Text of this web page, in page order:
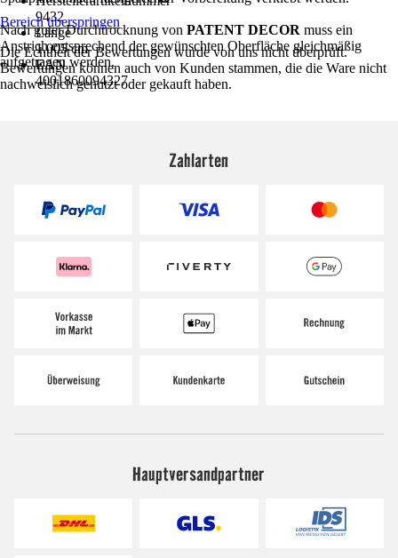
9432
Länge
1.005 cm
EAN
4001860094327
Nach guter Durchtrocknung von PATENT DECOR muss ein
Anstrich entsprechend der gewünschten Oberfläche gleichmäßig
aufgetragen werden.
Bereich überspringen
Die Echtheit der Bewertungen wurde von uns nicht überprüft.
Bewertungen können auch von Kunden stammen, die die Ware nicht
nachweislich genutzt oder gekauft haben.
Zahlarten
Hauptversandpartner